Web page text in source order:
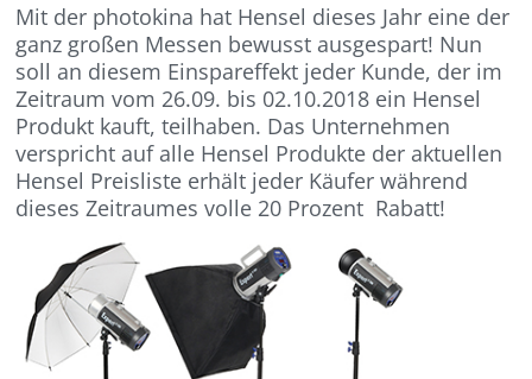
Mit der photokina hat Hensel dieses Jahr eine der
ganz großen Messen bewusst ausgespart! Nun
soll an diesem Einspareffekt jeder Kunde, der im
Zeitraum vom 26.09. bis 02.10.2018 ein Hensel
Produkt kauft, teilhaben. Das Unternehmen
verspricht auf alle Hensel Produkte der aktuellen
Hensel Preisliste erhält jeder Käufer während
dieses Zeitraumes volle 20 Prozent Rabatt!